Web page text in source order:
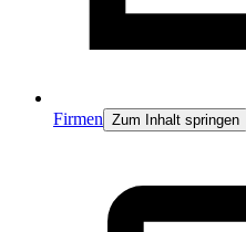
Firmen Zum Inhalt springen